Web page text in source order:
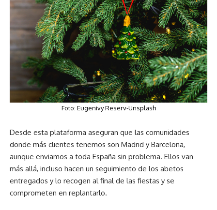
Foto: Eugenivy Reserv-Unsplash
Desde esta plataforma aseguran que las comunidades
donde más clientes tenemos son Madrid y Barcelona,
aunque enviamos a toda España sin problema. Ellos van
más allá, incluso hacen un seguimiento de los abetos
entregados y lo recogen al final de las fiestas y se
comprometen en replantarlo.